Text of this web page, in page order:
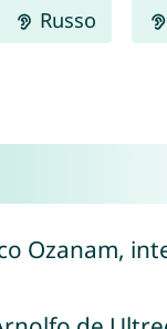
Russo
Ozanam,